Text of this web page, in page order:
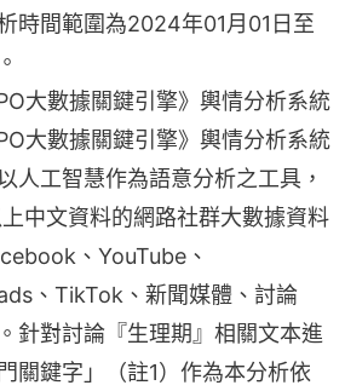
時間範圍為2024年01月01日至
大數據關鍵引擎》輿情分析系統
大數據關鍵引擎》輿情分析系統
人工智慧作為語意分析之工具，
中文資料的網路社群大數據資料
、YouTube、
、TikTok、新聞媒體、討論
針對討論『生理期』相關文本進
關鍵字」（註1）作為本分析依